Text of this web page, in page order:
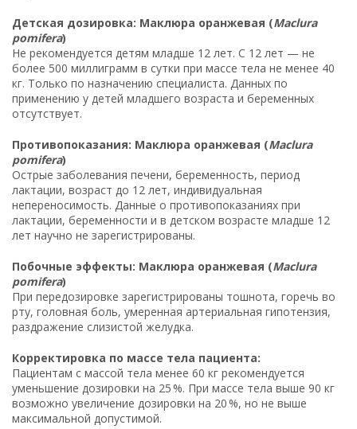
Детская дозировка: Маклюра оранжевая (Maclura
pomifera)
Не рекомендуется детям младше 12 лет. С 12 лет — не
более 500 миллиграмм в сутки при массе тела не менее 40
кг. Только по назначению специалиста. Данных по
применению у детей младшего возраста и беременных
отсутствует.
Противопоказания: Маклюра оранжевая (Maclura
pomifera)
Острые заболевания печени, беременность, период
лактации, возраст до 12 лет, индивидуальная
непереносимость. Данные о противопоказаниях при
лактации, беременности и в детском возрасте младше 12
лет научно не зарегистрированы.
Побочные эффекты: Маклюра оранжевая (Maclura
pomifera)
При передозировке зарегистрированы тошнота, горечь во
рту, головная боль, умеренная артериальная гипотензия,
раздражение слизистой желудка.
Корректировка по массе тела пациента:
Пациентам с массой тела менее 60 кг рекомендуется
уменьшение дозировки на 25 %. При массе тела выше 90 кг
возможно увеличение дозировки на 20 %, но не выше
максимальной допустимой.